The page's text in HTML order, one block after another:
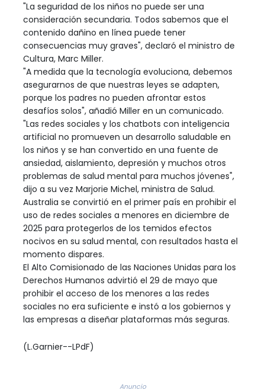
"La seguridad de los niños no puede ser una
consideración secundaria. Todos sabemos que el
contenido dañino en línea puede tener
consecuencias muy graves", declaró el ministro de
Cultura, Marc Miller.
"A medida que la tecnología evoluciona, debemos
asegurarnos de que nuestras leyes se adapten,
porque los padres no pueden afrontar estos
desafíos solos", añadió Miller en un comunicado.
"Las redes sociales y los chatbots con inteligencia
artificial no promueven un desarrollo saludable en
los niños y se han convertido en una fuente de
ansiedad, aislamiento, depresión y muchos otros
problemas de salud mental para muchos jóvenes",
dijo a su vez Marjorie Michel, ministra de Salud.
Australia se convirtió en el primer país en prohibir el
uso de redes sociales a menores en diciembre de
2025 para protegerlos de los temidos efectos
nocivos en su salud mental, con resultados hasta el
momento dispares.
El Alto Comisionado de las Naciones Unidas para los
Derechos Humanos advirtió el 29 de mayo que
prohibir el acceso de los menores a las redes
sociales no era suficiente e instó a los gobiernos y
las empresas a diseñar plataformas más seguras.
(L.Garnier--LPdF)
Anuncio